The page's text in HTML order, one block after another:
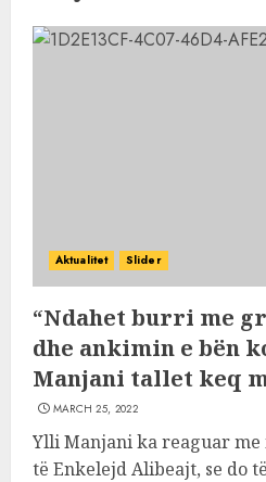
Aktualitet Slider
“Ndahet burri me
dhe ankimin e bën
Manjani tallet keq
MARCH 25, 2022
Ylli Manjani ka reaguar
të Enkelejd Alibeajt, se do